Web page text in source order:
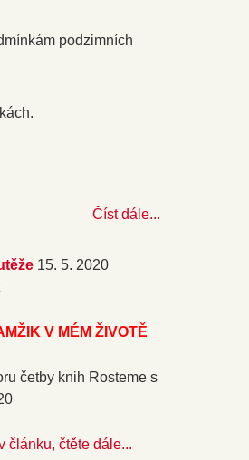
podzimních
Číst dále...
15. 5. 2020
V MÉM ŽIVOTĚ
četby knih Rosteme s
článku, čtěte dále...